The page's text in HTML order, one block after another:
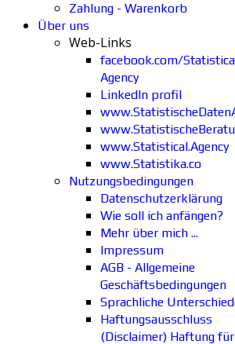
Zahlung - Warenkorb
Über uns
Web-Links
facebook.com/
Agency
LinkedIn profil
www.Statistical.Agency
www.Statistika.co
Nutzungsbedingungen
Datenschutzerklärung
Wie soll ich anfängen?
Mehr über mich ...
Impressum
AGB - Allgemeine
Geschäftsbedingungen
Sprachliche
Haftungsausschluss
(Disclaimer) Haftung für